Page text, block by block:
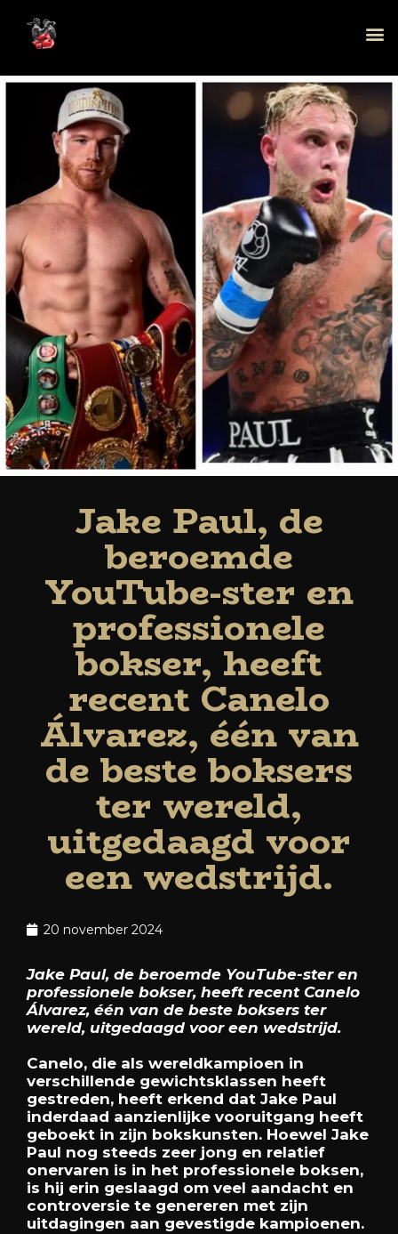
Jake Paul, de
beroemde
YouTube-ster en
professionele
bokser, heeft
recent Canelo
Álvarez, één van
de beste boksers
ter wereld,
uitgedaagd voor
een wedstrijd.
20 november 2024
Jake Paul, de beroemde YouTube-ster en
professionele bokser, heeft recent Canelo
Álvarez, één van de beste boksers ter
wereld, uitgedaagd voor een wedstrijd.
Canelo, die als wereldkampioen in
verschillende gewichtsklassen heeft
gestreden, heeft erkend dat Jake Paul
inderdaad aanzienlijke vooruitgang heeft
geboekt in zijn bokskunsten. Hoewel Jake
Paul nog steeds zeer jong en relatief
onervaren is in het professionele boksen,
is hij erin geslaagd om veel aandacht en
controversie te genereren met zijn
uitdagingen aan gevestigde kampioenen.